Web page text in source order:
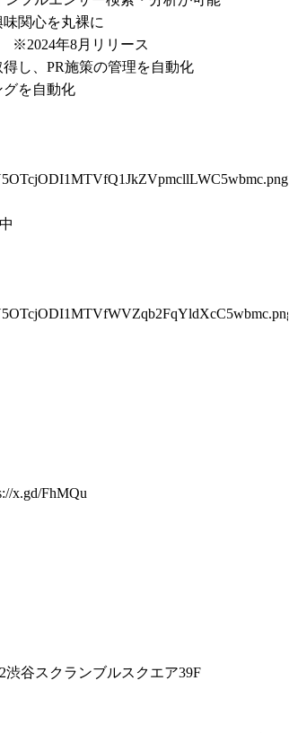
関心を丸裸に
※2024年8月リリース
し、PR施策の管理を自動化
グを自動化
x.gd/FhMQu
渋谷スクランブルスクエア39F